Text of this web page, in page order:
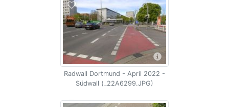
Radwall Dortmund - April 2022 -
Südwall (_22A6299.JPG)